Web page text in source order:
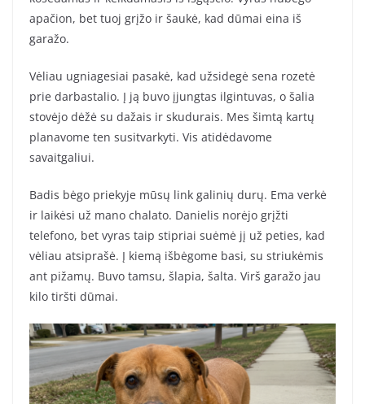
apačion, bet tuoj grįžo ir šaukė, kad dūmai eina iš
garažo.
Vėliau ugniagesiai pasakė, kad užsidegė sena rozetė
prie darbastalio. Į ją buvo įjungtas ilgintuvas, o šalia
stovėjo dėžė su dažais ir skudurais. Mes šimtą kartų
planavome ten susitvarkyti. Vis atidėdavome
savaitgaliui.
Badis bėgo priekyje mūsų link galinių durų. Ema verkė
ir laikėsi už mano chalato. Danielis norėjo grįžti
telefono, bet vyras taip stipriai suėmė jį už peties, kad
vėliau atsiprašė. Į kiemą išbėgome basi, su striukėmis
ant pižamų. Buvo tamsu, šlapia, šalta. Virš garažo jau
kilo tiršti dūmai.